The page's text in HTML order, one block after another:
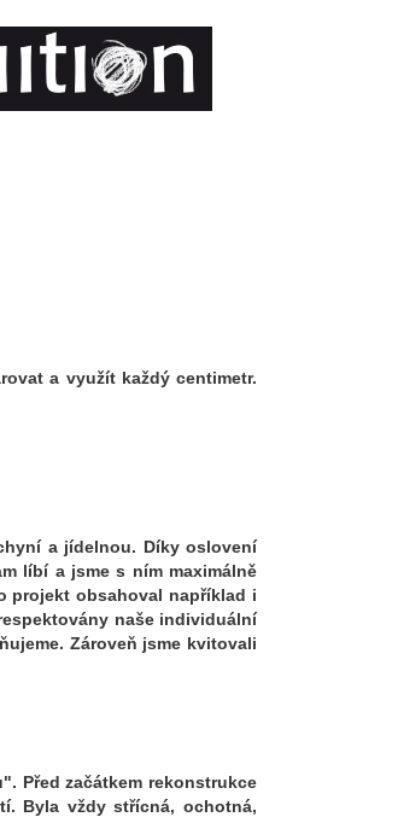
a využít každý centimetr.
a jídelnou. Díky oslovení
líbí a jsme s ním maximálně
projekt obsahoval například i
naše individuální
Zároveň jsme kvitovali
Před začátkem rekonstrukce
Byla vždy střícná, ochotná,